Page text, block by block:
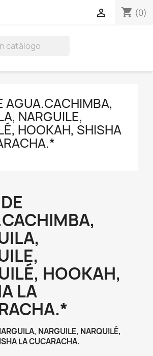
shopping_cart (0)

AGUA.CACHIMBA,
NARGUILE,
HOOKAH, SHISHA
HOOKAH,
LA
NARGUILE, NARQUILÉ,
LA CUCARACHA.